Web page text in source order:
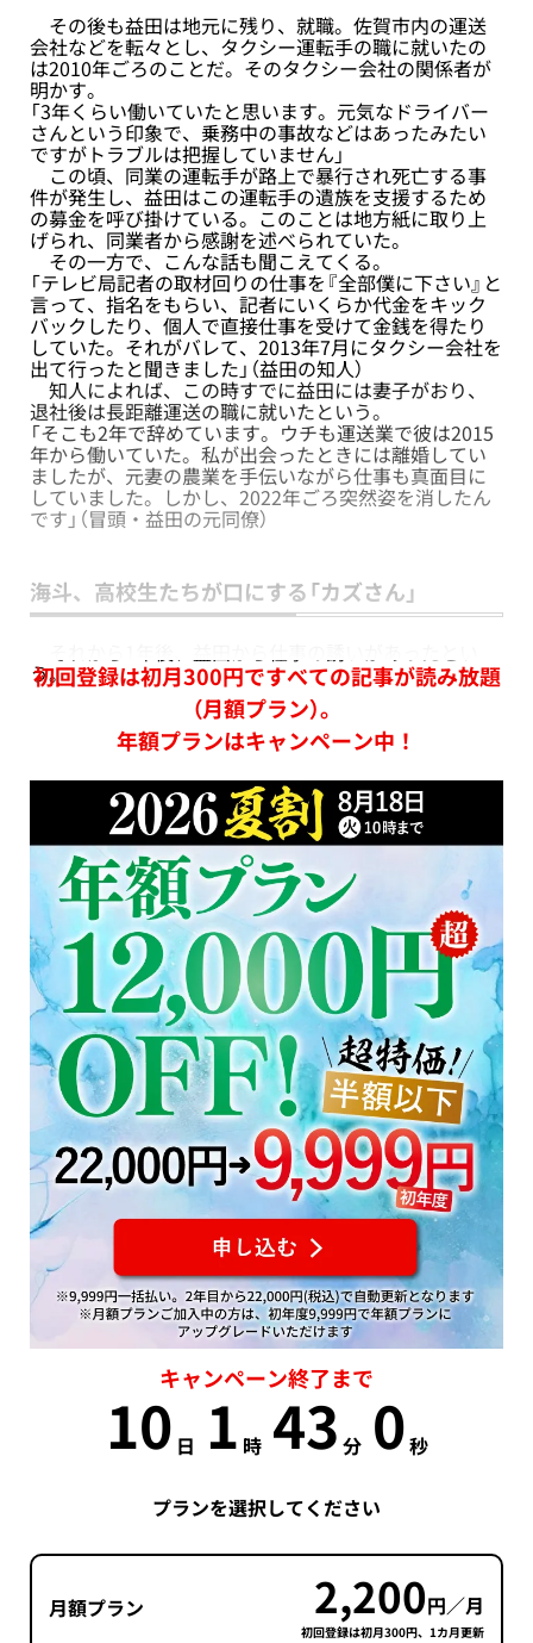
その後も益田は地元に残り、就職。佐賀市内の運送
会社などを転々とし、タクシー運転手の職に就いたの
は2010年ごろのことだ。そのタクシー会社の関係者が
明かす。
「3年くらい働いていたと思います。元気なドライバー
さんという印象で、乗務中の事故などはあったみたい
ですがトラブルは把握していません」
この頃、同業の運転手が路上で暴行され死亡する事
件が発生し、益田はこの運転手の遺族を支援するため
の募金を呼び掛けている。このことは地方紙に取り上
げられ、同業者から感謝を述べられていた。
その一方で、こんな話も聞こえてくる。
「テレビ局記者の取材回りの仕事を『全部僕に下さい』と
言って、指名をもらい、記者にいくらか代金をキック
バックしたり、個人で直接仕事を受けて金銭を得たり
していた。それがバレて、2013年7月にタクシー会社を
出て行ったと聞きました」（益田の知人）
知人によれば、この時すでに益田には妻子がおり、
退社後は長距離運送の職に就いたという。
「そこも2年で辞めています。ウチも運送業で彼は2015
年から働いていた。私が出会ったときには離婚してい
ましたが、元妻の農業を手伝いながら仕事も真面目に
していました。しかし、2022年ごろ突然姿を消したん
です」（冒頭・益田の元同僚）
海斗、高校生たちが口にする「カズさん」
う。
初回登録は初月300円ですべての記事が読み放題
（月額プラン）。
年額プランはキャンペーン中！
キャンペーン終了まで
10日 1時 42分 59秒
プランを選択してください
月額プラン 2,200円／月
初回登録は初月300円、1カ月更新